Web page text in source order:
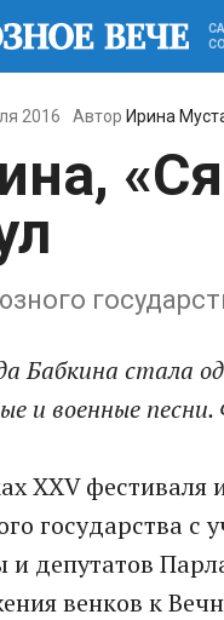
2016 Автор Ирина
Бабкина стала
и военные
XXV фестиваля
государства с
и депутатов
венков к